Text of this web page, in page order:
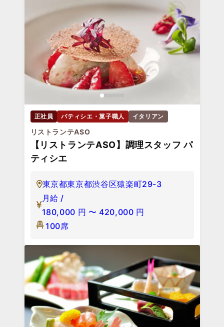
正社員 パティシエ・菓子職人 イタリアン
リストランテASO
【リストランテASO】調理スタッフ パ
ティシエ
東京都東京都渋谷区猿楽町29-3
月給 /
180,000 円 〜 420,000 円
100席